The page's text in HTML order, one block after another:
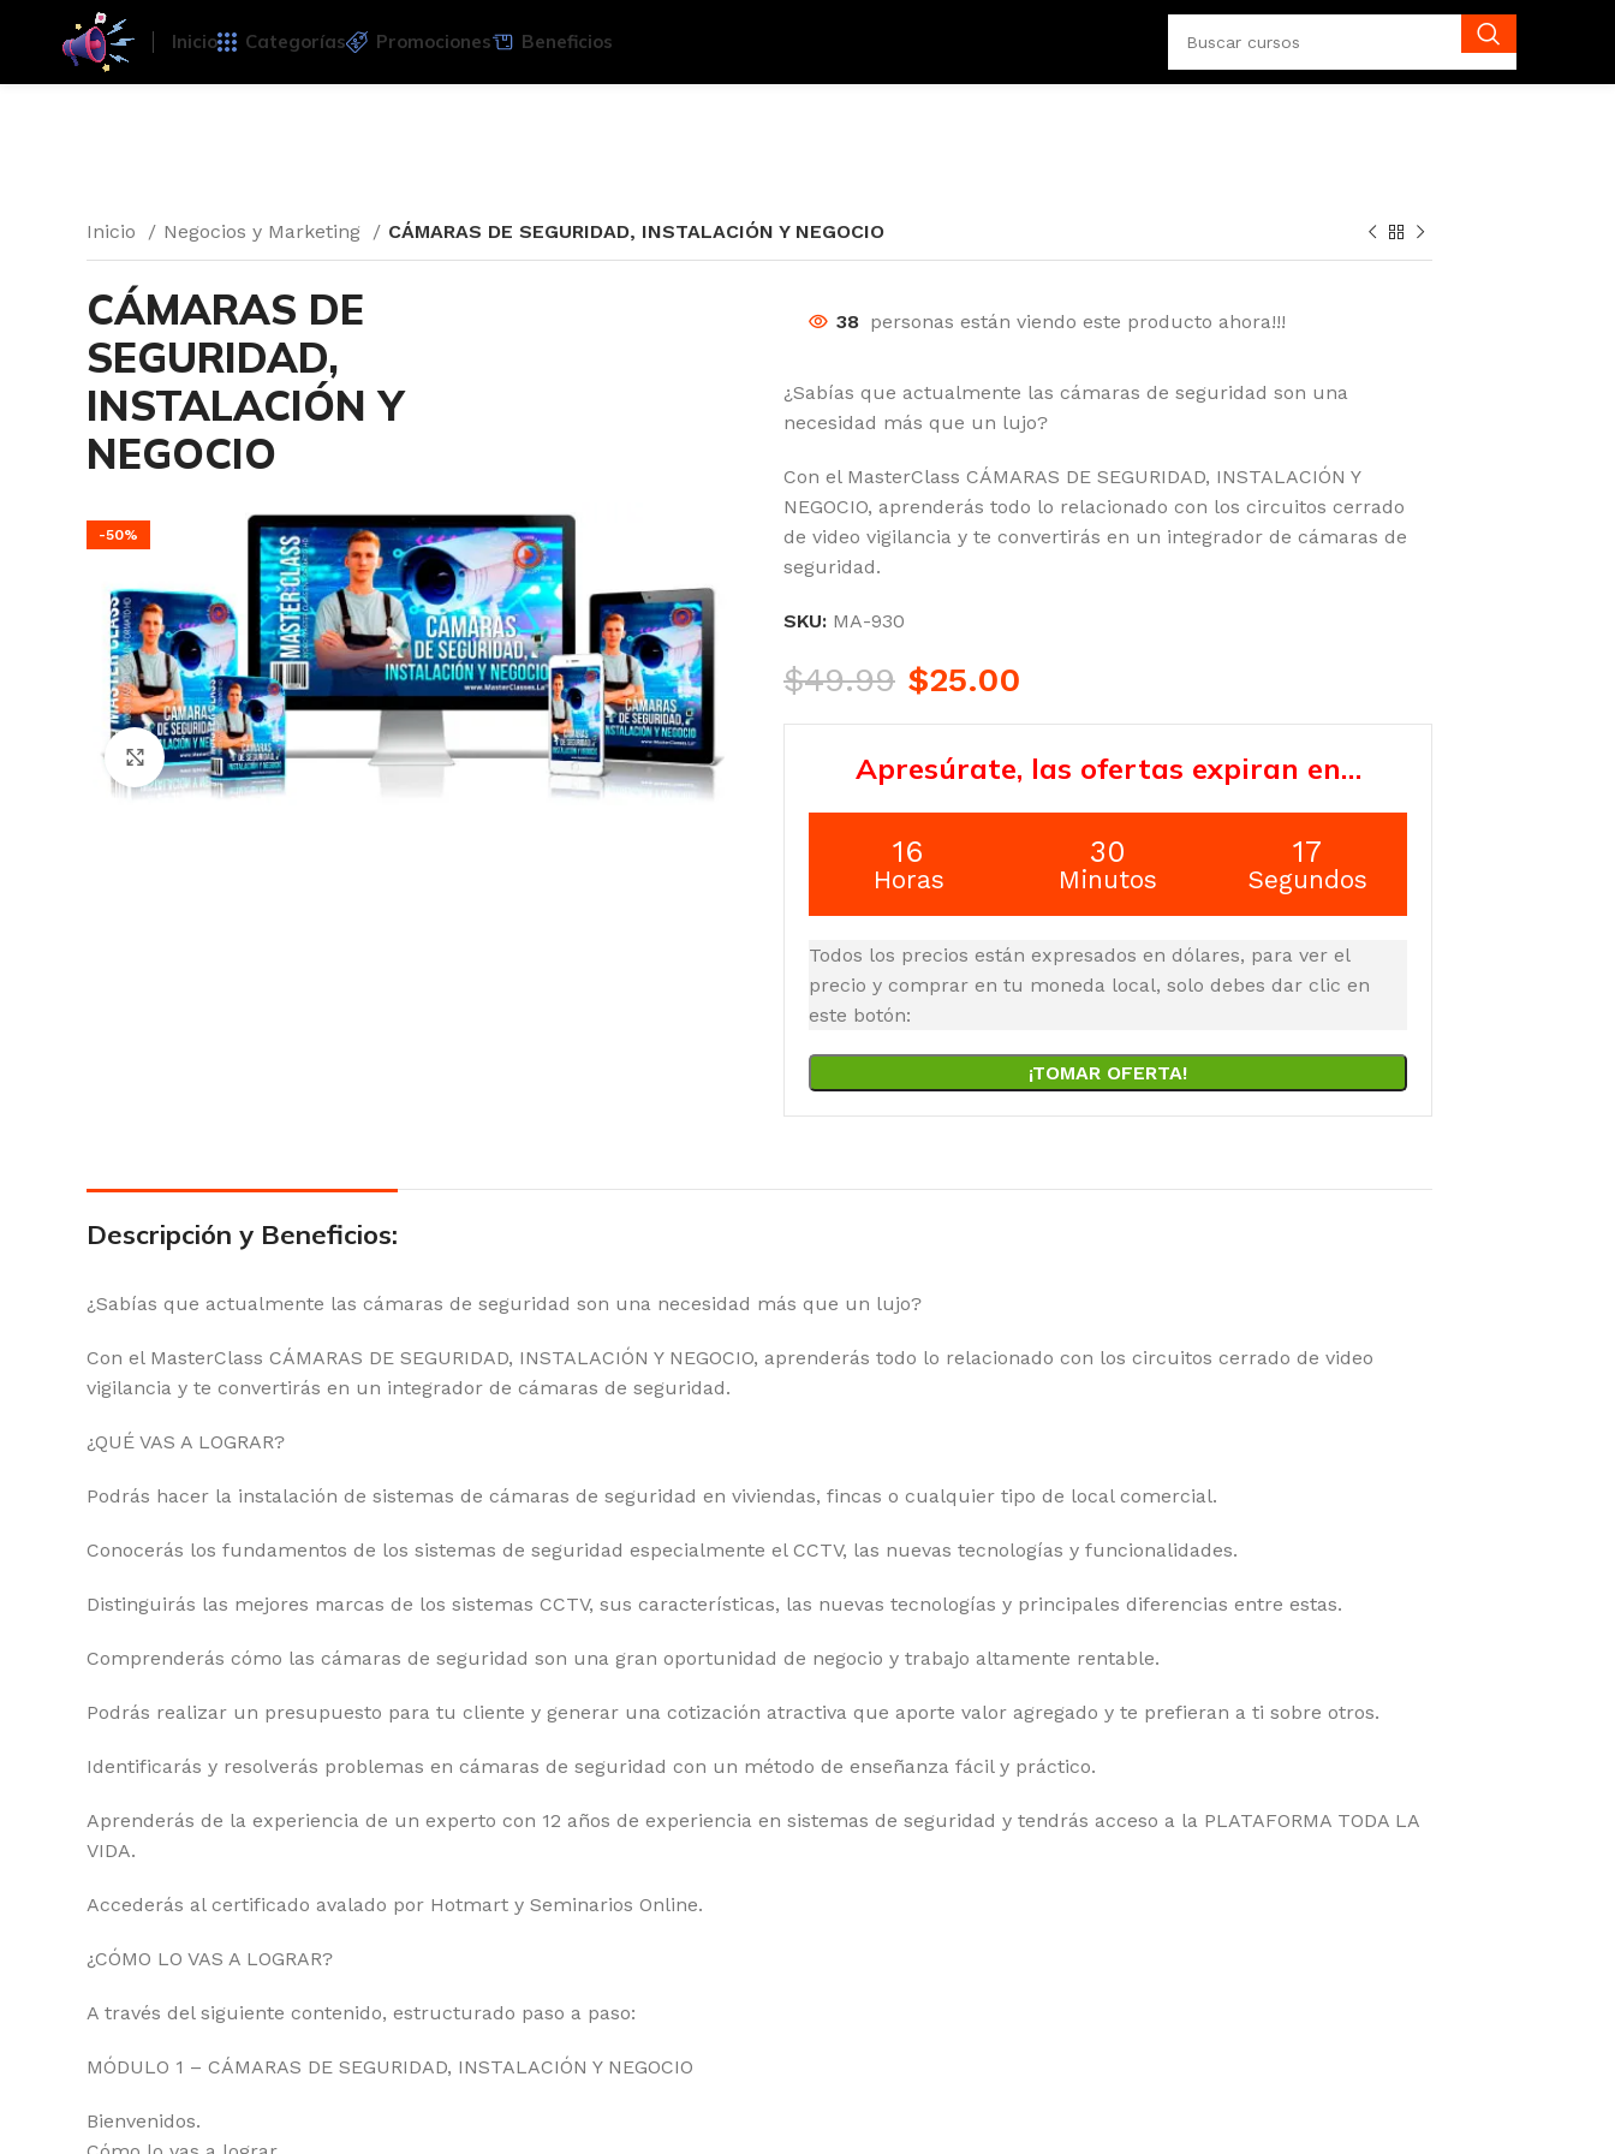
Inicio Categorías Promociones Beneficios
Inicio Negocios y Marketing CÁMARAS DE SEGURIDAD, INSTALACIÓN Y NEGOCIO
CÁMARAS DE
SEGURIDAD,
INSTALACIÓN Y
NEGOCIO
-50%
Click to enlarge
38 personas están viendo este producto ahora!!!
¿Sabías que actualmente las cámaras de seguridad son una
necesidad más que un lujo?
Con el MasterClass CÁMARAS DE SEGURIDAD, INSTALACIÓN Y
NEGOCIO, aprenderás todo lo relacionado con los circuitos cerrado
de video vigilancia y te convertirás en un integrador de cámaras de
seguridad.
SKU: MA-930
$49.99 $25.00
Apresúrate, las ofertas expiran en…
16
Horas
30
Minutos
16
Segundos
Todos los precios están expresados en dólares, para ver el
precio y comprar en tu moneda local, solo debes dar clic en
este botón:
¡TOMAR OFERTA!
Descripción y Beneficios:
¿Sabías que actualmente las cámaras de seguridad son una necesidad más que un lujo?
Con el MasterClass CÁMARAS DE SEGURIDAD, INSTALACIÓN Y NEGOCIO, aprenderás todo lo relacionado con los circuitos cerrado de video
vigilancia y te convertirás en un integrador de cámaras de seguridad.
¿QUÉ VAS A LOGRAR?
Podrás hacer la instalación de sistemas de cámaras de seguridad en viviendas, fincas o cualquier tipo de local comercial.
Conocerás los fundamentos de los sistemas de seguridad especialmente el CCTV, las nuevas tecnologías y funcionalidades.
Distinguirás las mejores marcas de los sistemas CCTV, sus características, las nuevas tecnologías y principales diferencias entre estas.
Comprenderás cómo las cámaras de seguridad son una gran oportunidad de negocio y trabajo altamente rentable.
Podrás realizar un presupuesto para tu cliente y generar una cotización atractiva que aporte valor agregado y te prefieran a ti sobre otros.
Identificarás y resolverás problemas en cámaras de seguridad con un método de enseñanza fácil y práctico.
Aprenderás de la experiencia de un experto con 12 años de experiencia en sistemas de seguridad y tendrás acceso a la PLATAFORMA TODA LA
VIDA.
Accederás al certificado avalado por Hotmart y Seminarios Online.
¿CÓMO LO VAS A LOGRAR?
A través del siguiente contenido, estructurado paso a paso:
MÓDULO 1 – CÁMARAS DE SEGURIDAD, INSTALACIÓN Y NEGOCIO
Bienvenidos.